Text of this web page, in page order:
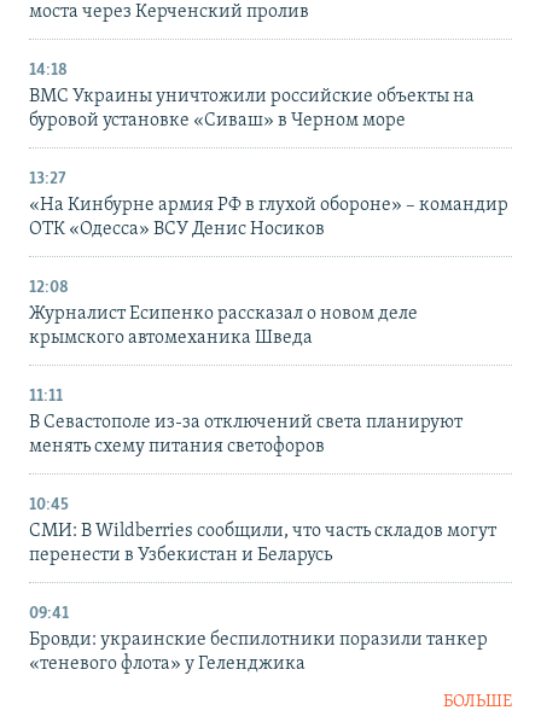
моста через Керченский пролив
14:18
ВМС Украины уничтожили российские объекты на
буровой установке «Сиваш» в Черном море
13:27
«На Кинбурне армия РФ в глухой обороне» – командир
ОТК «Одесса» ВСУ Денис Носиков
12:08
Журналист Есипенко рассказал о новом деле
крымского автомеханика Шведа
11:11
В Севастополе из-за отключений света планируют
менять схему питания светофоров
10:45
СМИ: В Wildberries сообщили, что часть складов могут
перенести в Узбекистан и Беларусь
09:41
Бровди: украинские беспилотники поразили танкер
«теневого флота» у Геленджика
БОЛЬШЕ